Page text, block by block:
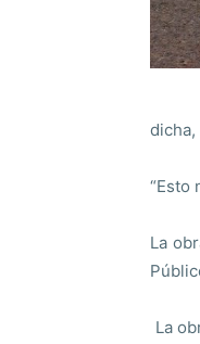
dicha,
“Esto
La
La